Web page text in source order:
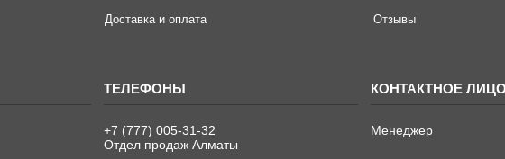
Доставка и оплата
Отзывы
+7 (777) 005-31-32
Отдел продаж Алматы
Менеджер